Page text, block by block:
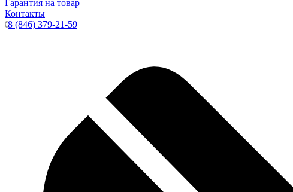
Гарантия на товар
Контакты
8 (846) 379-21-59